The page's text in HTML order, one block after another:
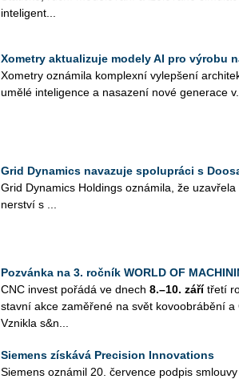
in­te­li­gent­...
Xometry aktualizuje modely AI pro výrobu
Xo­me­t­ry ozná­mi­la kom­plex­ní vy­lep­še­ní
umělé in­te­li­gen­ce a na­sa­ze­ní nové ge­ne­ra­ce v...
Grid Dynamics navazuje spolupráci s
Grid Dy­na­mics Hol­dings ozná­mi­la, že
ner­ství s ...
Pozvánka na 3. ročník WORLD OF
CNC in­vest po­řá­dá ve dnech 8.–10. zářítřetí
stav­ní akce za­mě­ře­né na svět ko­vo­ob­rá­bě­ní a
Vznik­la s&n...
Siemens získává Precision Innovations
Sie­mens ozná­mil 20. čer­ven­ce pod­pis